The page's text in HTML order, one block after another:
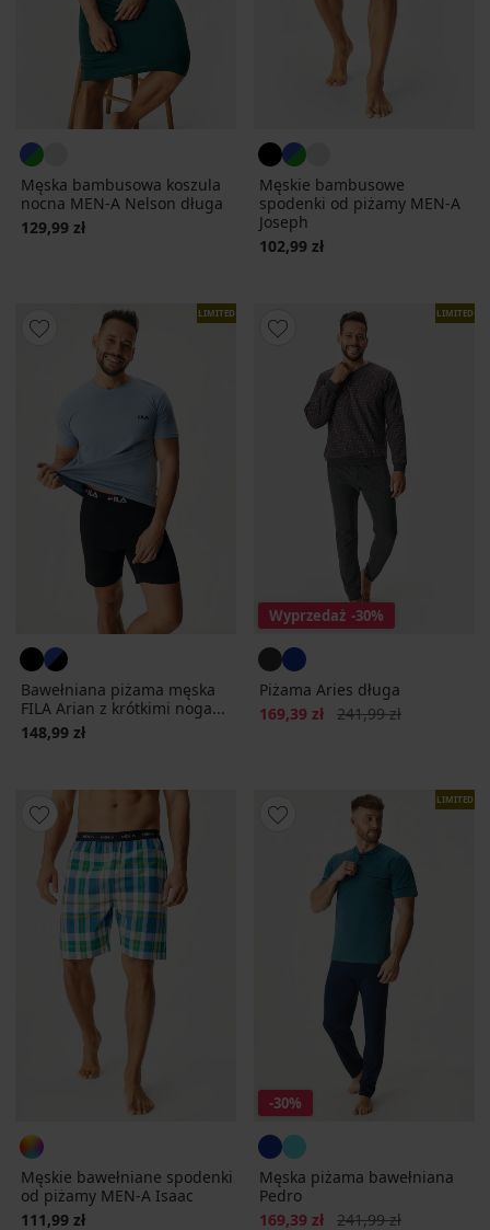
Męska bambusowa koszula
nocna MEN-A Nelson długa
129,99 zł
Męskie bambusowe
spodenki od piżamy MEN-A
Joseph
102,99 zł
LIMITED
Bawełniana piżama męska
FILA Arian z krótkimi noga...
148,99 zł
LIMITED
Wyprzedaż -30%
Piżama Aries długa
Zniżka
169,39 zł Pierwotna cena
241,99 zł
Męskie bawełniane spodenki
od piżamy MEN-A Isaac
111,99 zł
LIMITED
-30%
Męska piżama bawełniana
Pedro
Zniżka
169,39 zł Pierwotna cena
241,99 zł